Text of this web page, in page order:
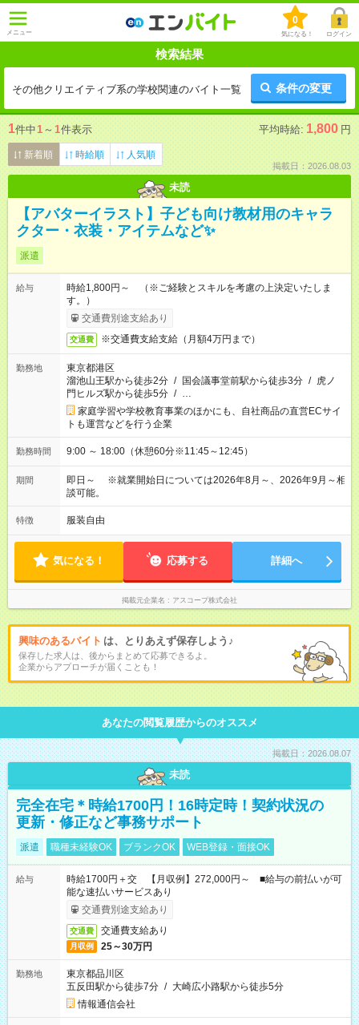
メニュー
0
気になる！ ログイン
検索結果
その他クリエイティブ系の学校関連のバイト一覧 条件の変更
1件中1 ～ 1件表示 平均時給: 1,800 円
新着順 時給順 人気順
掲載日：2026.08.03
未読
【アバターイラスト】子ども向け教材用のキャラ
クター・衣装・アイテムなど✨
派遣
給与
時給1,800円～ （※ご経験とスキルを考慮の上決定いたしま
す。）
交通費別途支給あり
交通費 ※交通費支給支給（月額4万円まで）
勤務地
東京都港区
溜池山王駅から徒歩2分 / 国会議事堂前駅から徒歩3分 / 虎ノ
門ヒルズ駅から徒歩5分 / …
家庭学習や学校教育事業のほかにも、自社商品の直営ECサイ
トも運営などを行う企業
勤務時間 9:00 ～ 18:00（休憩60分※11:45～12:45）
期間
即日～ ※就業開始日については2026年8月～、2026年9月～相
談可能。
特徴 服装自由
気になる！ 応募する 詳細へ
掲載元企業名 アスコープ株式会社
興味のあるバイト は、とりあえず保存しよう♪
保存した求人は、後からまとめて応募できるよ。
企業からアプローチが届くことも！
あなたの閲覧履歴からのオススメ
掲載日：2026.08.07
未読
完全在宅＊時給1700円！16時定時！契約状況の
更新・修正など事務サポート
派遣 職種未経験OK ブランクOK WEB登録・面接OK
給与
時給1700円＋交 【月収例】272,000円～ ■給与の前払いが可
能な速払いサービスあり
交通費別途支給あり
交通費 交通費支給あり
月収例 25～30万円
勤務地
東京都品川区
五反田駅から徒歩7分 / 大崎広小路駅から徒歩5分
情報通信会社